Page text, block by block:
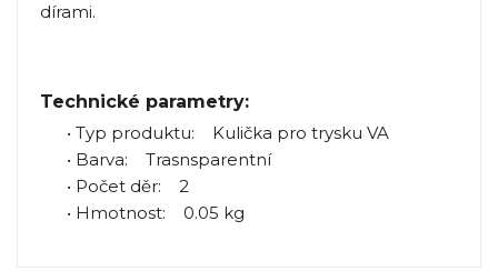
dírami.
Technické parametry:
• Typ produktu: Kulička pro trysku VA
• Barva: Trasnsparentní
• Počet děr: 2
• Hmotnost: 0.05 kg